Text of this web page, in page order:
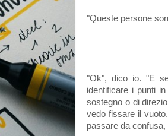
"Queste persone
"Ok", dico io. "E
identificare i punti
sostegno o di
vedo fissare il
passare da